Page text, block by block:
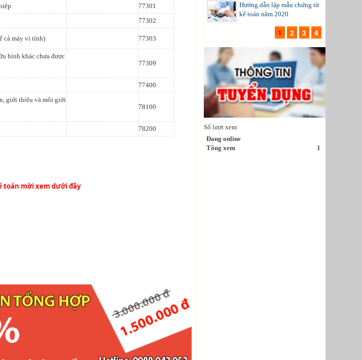
77301
77302
cả máy vi tính) 77303
hình khác chưa được
77309
77400
giới thiệu và môi giới
78100
78200
toán mời xem dưới đây
Hướng dẫn lập mẫu chứng từ
kế toán năm 2020
1 2 3 4
Số lượt xem
Đang online
Tổng xem
1